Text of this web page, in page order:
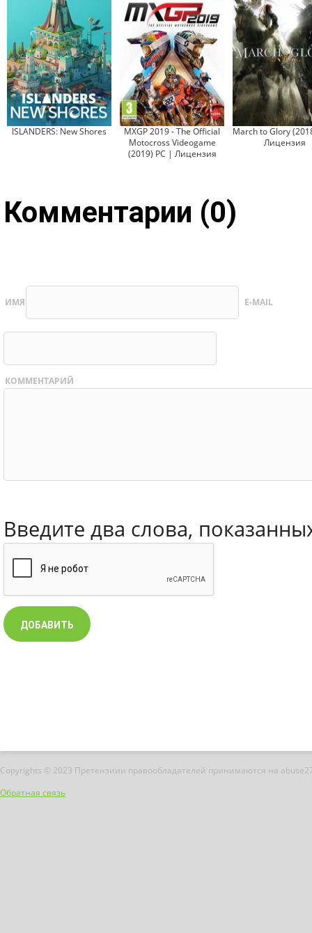
ISLANDERS: New Shores
MXGP 2019 - The Official
Motocross Videogame
(2019) PC | Лицензия
March to Glory
Лицензия
Комментарии (0)
ИМЯ E-MAIL
КОММЕНТАРИЙ
Введите два слова,
Copyrights © 2023 Претензиии правообладателей принимаются на
Обратная связь